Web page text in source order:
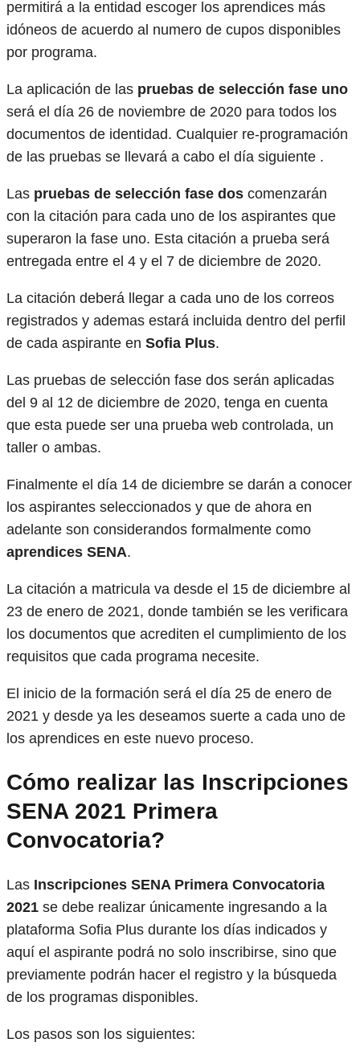
permitirá a la entidad escoger los aprendices más
idóneos de acuerdo al numero de cupos disponibles
por programa.
La aplicación de las pruebas de selección fase uno
será el día 26 de noviembre de 2020 para todos los
documentos de identidad. Cualquier re-programación
de las pruebas se llevará a cabo el día siguiente .
Las pruebas de selección fase dos comenzarán
con la citación para cada uno de los aspirantes que
superaron la fase uno. Esta citación a prueba será
entregada entre el 4 y el 7 de diciembre de 2020.
La citación deberá llegar a cada uno de los correos
registrados y ademas estará incluida dentro del perfil
de cada aspirante en Sofia Plus.
Las pruebas de selección fase dos serán aplicadas
del 9 al 12 de diciembre de 2020, tenga en cuenta
que esta puede ser una prueba web controlada, un
taller o ambas.
Finalmente el día 14 de diciembre se darán a conocer
los aspirantes seleccionados y que de ahora en
adelante son considerandos formalmente como
aprendices SENA.
La citación a matricula va desde el 15 de diciembre al
23 de enero de 2021, donde también se les verificara
los documentos que acrediten el cumplimiento de los
requisitos que cada programa necesite.
El inicio de la formación será el día 25 de enero de
2021 y desde ya les deseamos suerte a cada uno de
los aprendices en este nuevo proceso.
Cómo realizar las Inscripciones
SENA 2021 Primera
Convocatoria?
Las Inscripciones SENA Primera Convocatoria
2021 se debe realizar únicamente ingresando a la
plataforma Sofia Plus durante los días indicados y
aquí el aspirante podrá no solo inscribirse, sino que
previamente podrán hacer el registro y la búsqueda
de los programas disponibles.
Los pasos son los siguientes: